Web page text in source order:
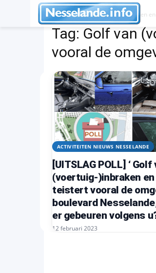
Tags Golf van (voertuig-)inbraken
Tag: Golf van
vooral de
ACTIVITEITEN NIEUWS NESSELANDE
[UITSLAG POLL] ‘ Golf
(voertuig-)inbraken
teistert vooral de
boulevard
er gebeuren volgens
12 februari 2023